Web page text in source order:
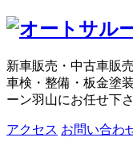
新車販売・中古車販
車検・整備・板金塗
ーン羽山にお任せ下さ
アクセス お問い合わ